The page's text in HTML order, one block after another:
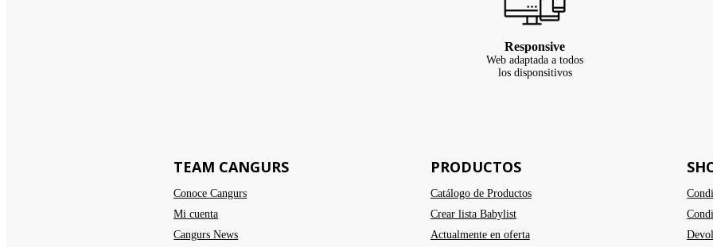
Responsive
Web adaptada a todos
los disponsitivos
TEAM CANGURS
Conoce Cangurs
Mi cuenta
Cangurs News
PRODUCTOS
Catálogo de Productos
Crear lista Babylist
Actualmente en oferta